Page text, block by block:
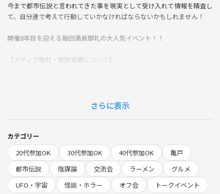
今まで都市伝説と言われてきた事を現実として受け入れて情報を精査し
て、自分達で考えて行動していかなければならないかもしれません！
開催8年目を迎える毎回満員御礼の大人気イベント！！
【メディア取材・放映実績について】
ィアから注目をいただき、取材・放映された実績があります！
い。
撮影や放映がある場合は、必ず事前にご本人に確認し、OKをいただい
た方のみご協力をお願いしていますのでご安心のうえご参加下さい！
・テレビ大阪「初耳怪談」
・Abema TV「Abema的ニュースショー」
さらに表示
カテゴリー
20代参加OK
30代参加OK 40代参加OK
亀戸
都市伝説
陰謀論 交流会 ラーメン
グルメ
UFO・宇宙
怪談・ホラー オフ会 トークイベント